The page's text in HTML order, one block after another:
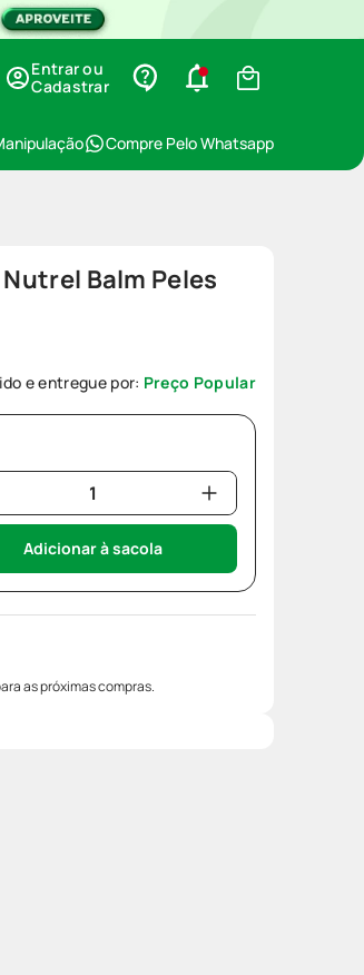
Entrar ou
Cadastrar
Compre Pelo Whatsapp
Balm Peles
e entregue por: Preço Popular
Adicionar à sacola
as próximas compras.